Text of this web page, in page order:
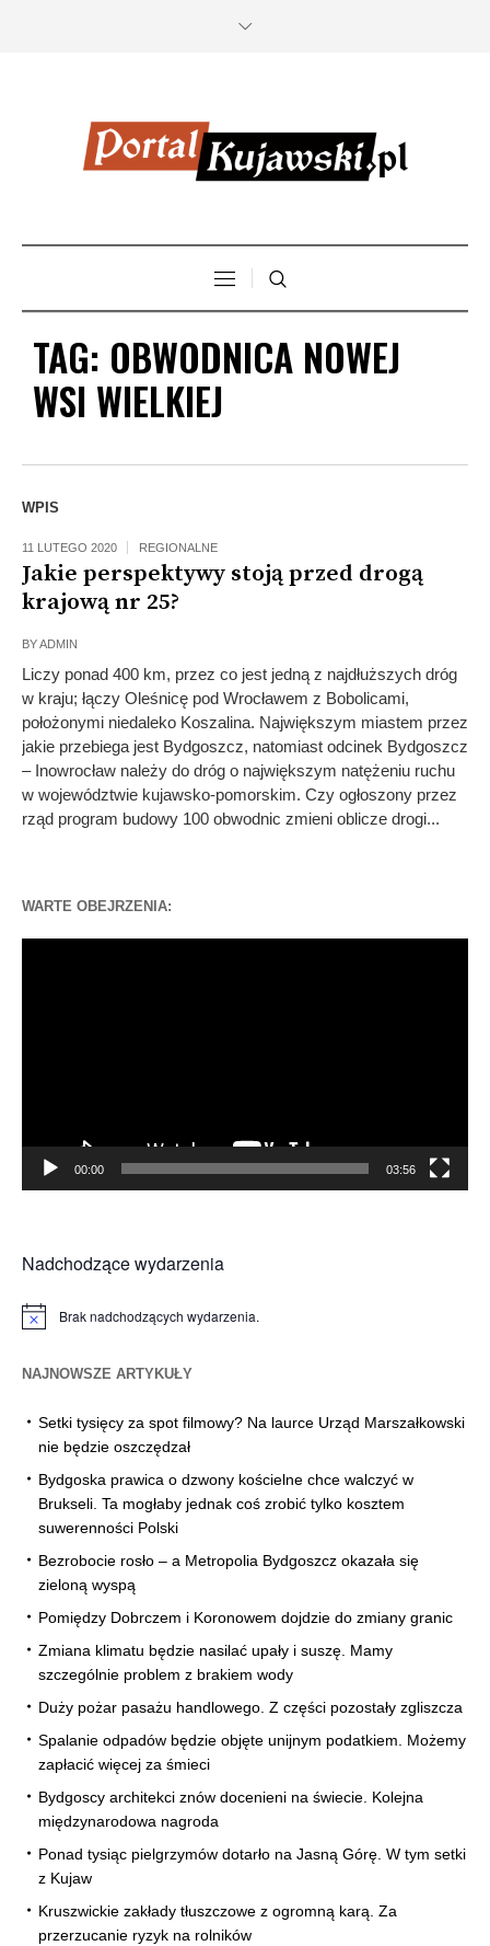
TAG: OBWODNICA NOWEJ
WSI WIELKIEJ
WPIS
11 LUTEGO 2020 REGIONALNE
Jakie perspektywy stoją przed drogą
krajową nr 25?
BYADMIN
Liczy ponad 400 km, przez co jest jedną z najdłuższych dróg
w kraju; łączy Oleśnicę pod Wrocławem z Bobolicami,
położonymi niedaleko Koszalina. Największym miastem przez
jakie przebiega jest Bydgoszcz, natomiast odcinek Bydgoszcz
– Inowrocław należy do dróg o największym natężeniu ruchu
w województwie kujawsko-pomorskim. Czy ogłoszony przez
rząd program budowy 100 obwodnic zmieni oblicze drogi...
WARTE OBEJRZENIA:
00:00 03:56
Nadchodzące wydarzenia
Powiadomienie
Brak nadchodzących wydarzenia.
NAJNOWSZE ARTYKUŁY
Setki tysięcy za spot filmowy? Na laurce Urząd Marszałkowski
nie będzie oszczędzał
Bydgoska prawica o dzwony kościelne chce walczyć w
Brukseli. Ta mogłaby jednak coś zrobić tylko kosztem
suwerenności Polski
Bezrobocie rosło – a Metropolia Bydgoszcz okazała się
zieloną wyspą
Pomiędzy Dobrczem i Koronowem dojdzie do zmiany granic
Zmiana klimatu będzie nasilać upały i suszę. Mamy
szczególnie problem z brakiem wody
Duży pożar pasażu handlowego. Z części pozostały zgliszcza
Spalanie odpadów będzie objęte unijnym podatkiem. Możemy
zapłacić więcej za śmieci
Bydgoscy architekci znów docenieni na świecie. Kolejna
międzynarodowa nagroda
Ponad tysiąc pielgrzymów dotarło na Jasną Górę. W tym setki
z Kujaw
Kruszwickie zakłady tłuszczowe z ogromną karą. Za
przerzucanie ryzyk na rolników